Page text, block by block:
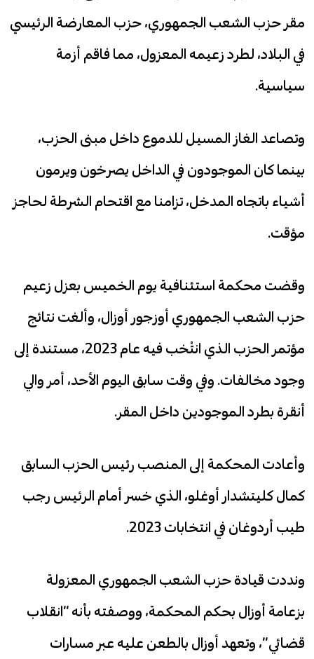
مقر حزب الشعب الجمهوري، حزب المعارضة الرئيسي
في البلاد، لطرد زعيمه المعزول، مما فاقم أزمة
سياسية.
وتصاعد الغاز المسيل للدموع داخل مبنى الحزب،
بينما كان الموجودون في الداخل يصرخون ويرمون
أشياء باتجاه المدخل، تزامنا مع اقتحام الشرطة لحاجز
مؤقت.
وقضت محكمة استئنافية يوم الخميس بعزل زعيم
حزب الشعب الجمهوري أوزجور أوزال، وألغت نتائج
مؤتمر الحزب الذي انتُخب فيه عام 2023، مستندة إلى
وجود مخالفات. وفي وقت سابق اليوم الأحد، أمر والي
أنقرة بطرد الموجودين داخل المقر.
وأعادت المحكمة إلى المنصب رئيس الحزب السابق
كمال كليتشدار أوغلو، الذي خسر أمام الرئيس رجب
طيب أردوغان في انتخابات 2023.
ونددت قيادة حزب الشعب الجمهوري المعزولة
بزعامة أوزال بحكم المحكمة، ووصفته بأنه “انقلاب
قضائي”، وتعهد أوزال بالطعن عليه عبر مسارات